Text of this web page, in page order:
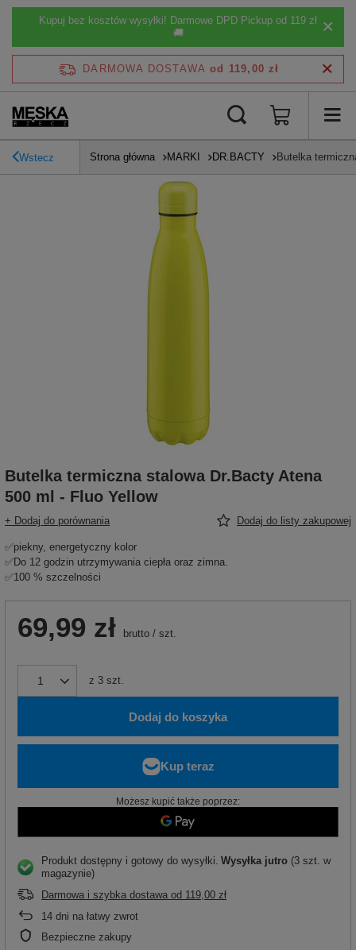
Kupuj bez kosztów wysyłki! Darmowe DPD Pickup od 119 zł
🚚
DARMOWA DOSTAWA od 119,00 zł
Wstecz Strona główna MARKI DR.BACTY Butelka
Butelka termiczna stalowa Dr.Bacty Atena
500 ml - Fluo Yellow
+ Dodaj do porównania Dodaj do listy zakupowej
✅piekny, energetyczny kolor
✅Do 12 godzin utrzymywania ciepła oraz zimna.
✅100 % szczelności
69,99 zł brutto / szt.
z 3 szt.
Dodaj do koszyka
Możesz kupić także poprzez:
Produkt dostępny i gotowy do wysyłki Wysyłka jutro (3 szt. w
magazynie)
Darmowa i szybka dostawa od 119,00 zł
14 dni na łatwy zwrot
Bezpieczne zakupy